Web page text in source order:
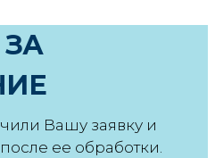
Вашу заявку и
ее обработки.